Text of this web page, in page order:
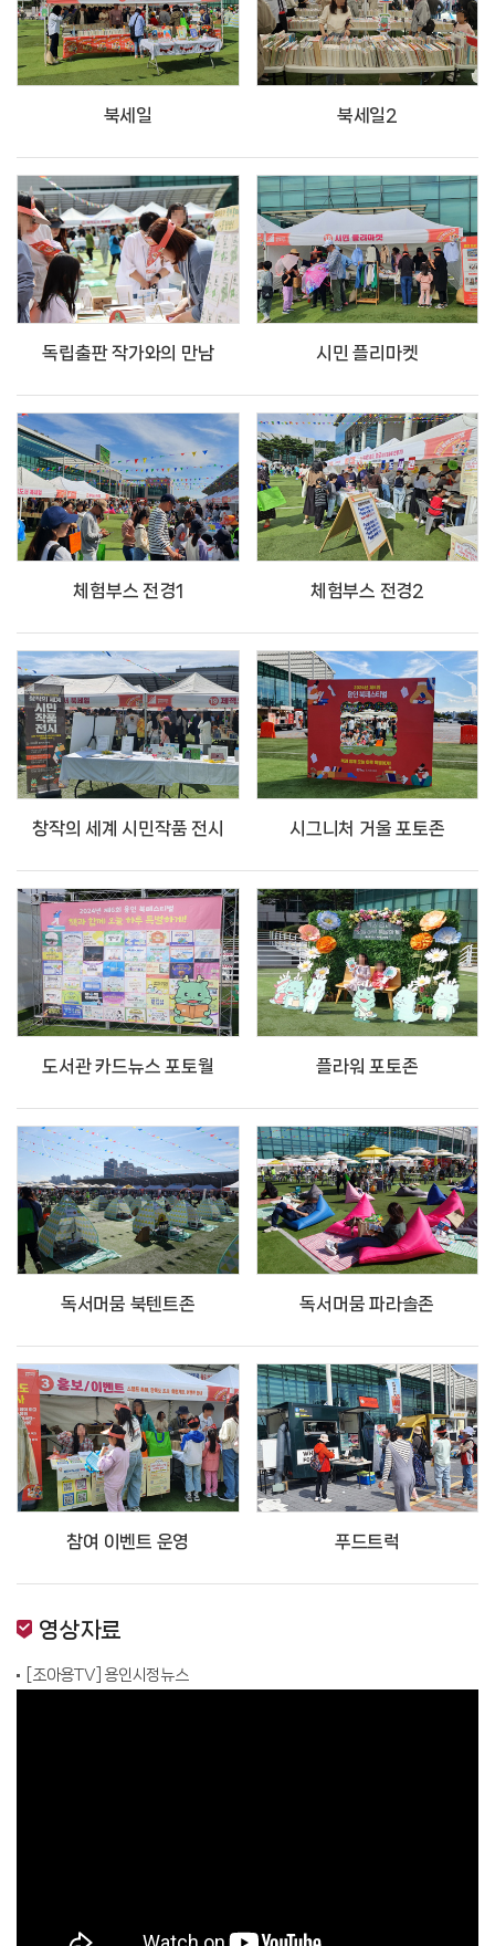
북세일 북세일2
독립출판 작가와의 만남 시민 플리마켓
체험부스 전경1 체험부스 전경2
창작의 세계 시민작품 전시 시그니처 거울 포토존
도서관 카드뉴스 포토월 플라워 포토존
독서머뭄 북텐트존 독서머뭄 파라솔존
참여 이벤트 운영 푸드트럭
영상자료
[조아용TV] 용인시정뉴스